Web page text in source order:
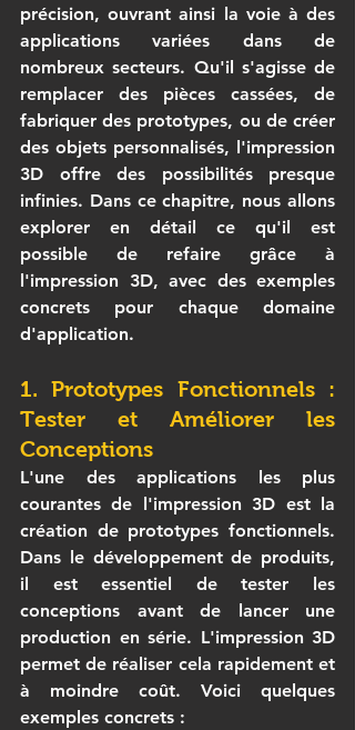
précision, ouvrant ainsi la voie à des
applications variées dans de
nombreux secteurs. Qu'il s'agisse de
remplacer des pièces cassées, de
fabriquer des prototypes, ou de créer
des objets personnalisés, l'impression
3D offre des possibilités presque
infinies. Dans ce chapitre, nous allons
explorer en détail ce qu'il est
possible de refaire grâce à
l'impression 3D, avec des exemples
concrets pour chaque domaine
d'application.
1. Prototypes Fonctionnels :
Tester et Améliorer les
Conceptions
L'une des applications les plus
courantes de l'impression 3D est la
création de prototypes fonctionnels.
Dans le développement de produits,
il est essentiel de tester les
conceptions avant de lancer une
production en série. L'impression 3D
permet de réaliser cela rapidement et
à moindre coût. Voici quelques
exemples concrets :